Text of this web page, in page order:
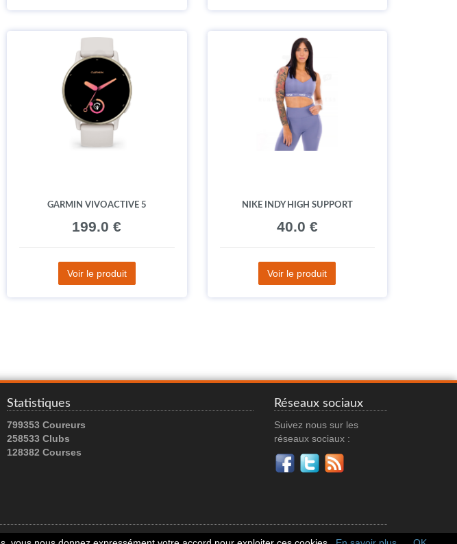
GARMIN VIVOACTIVE 5
199.0 €
Voir le produit
NIKE INDY HIGH SUPPORT
40.0 €
Voir le produit
Statistiques
799353 Coureurs
258533 Clubs
128382 Courses
Réseaux sociaux
Suivez nous sur les
réseaux sociaux :
All rights reserved.